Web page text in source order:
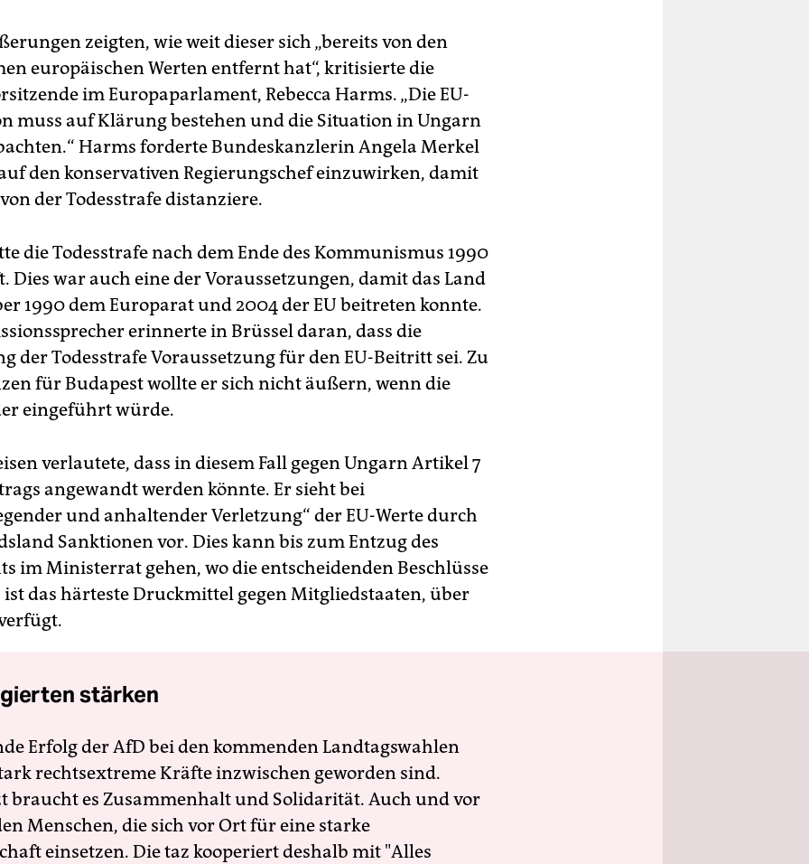
zeigten, wie weit dieser sich „bereits von den
europäischen Werten entfernt hat“, kritisierte die
im Europaparlament, Rebecca Harms. „Die EU-
muss auf Klärung bestehen und die Situation in Ungarn
Harms forderte Bundeskanzlerin Angela Merkel
den konservativen Regierungschef einzuwirken, damit
der Todesstrafe distanziere.
die Todesstrafe nach dem Ende des Kommunismus 1990
Dies war auch eine der Voraussetzungen, damit das Land
1990 dem Europarat und 2004 der EU beitreten konnte.
erinnerte in Brüssel daran, dass die
der Todesstrafe Voraussetzung für den EU-Beitritt sei. Zu
für Budapest wollte er sich nicht äußern, wenn die
eingeführt würde.
verlautete, dass in diesem Fall gegen Ungarn Artikel 7
angewandt werden könnte. Er sieht bei
und anhaltender Verletzung“ der EU-Werte durch
Sanktionen vor. Dies kann bis zum Entzug des
im Ministerrat gehen, wo die entscheidenden Beschlüsse
ist das härteste Druckmittel gegen Mitgliedstaaten, über
stärken
Erfolg der AfD bei den kommenden Landtagswahlen
rechtsextreme Kräfte inzwischen geworden sind.
braucht es Zusammenhalt und Solidarität. Auch und vor
Menschen, die sich vor Ort für eine starke
einsetzen. Die taz kooperiert deshalb mit "Alles